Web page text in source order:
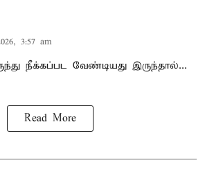
3:57 am
நீக்கப்பட வேண்டியது இருந்தால்...
Read More